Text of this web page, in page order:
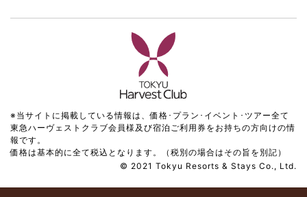
※当サイトに掲載している情報は、価格･プラン･イベント･ツアー全て
東急ハーヴェストクラブ会員様及び宿泊ご利用券をお持ちの方向けの情
報です。
価格は基本的に全て税込となります。（税別の場合はその旨を別記）
© 2021 Tokyu Resorts & Stays Co., Ltd.